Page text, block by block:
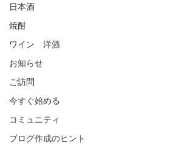
日本酒
焼酎
ワイン 洋酒
お知らせ
ご訪問
今すぐ始める
コミュニティ
ブログ作成のヒント